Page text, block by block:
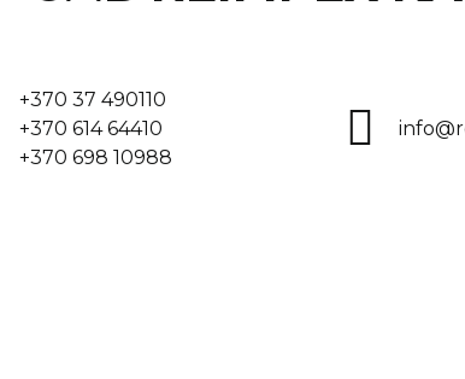
+370 37 490110
+370 614 64410
+370 698 10988